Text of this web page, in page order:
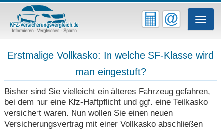
Toggle
Erstmalige Vollkasko: In welche SF-Klasse wird
man eingestuft?
Bisher sind Sie vielleicht ein älteres Fahrzeug gefahren,
bei dem nur eine Kfz-Haftpflicht und ggf. eine Teilkasko
versichert waren. Nun wollen Sie einen neuen
Versicherungsvertrag mit einer Vollkasko abschließen